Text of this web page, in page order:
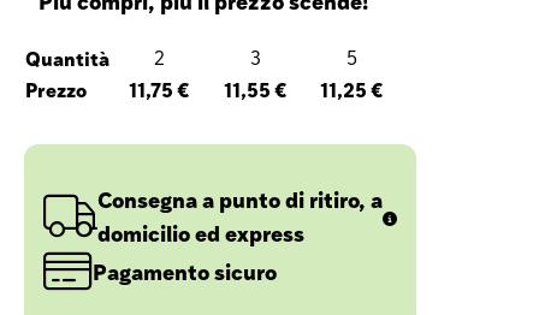
Quantità 2 3 5
Prezzo 11,75 € 11,55 € 11,25 €
Consegna a punto di ritiro, a
domicilio ed express
Pagamento sicuro